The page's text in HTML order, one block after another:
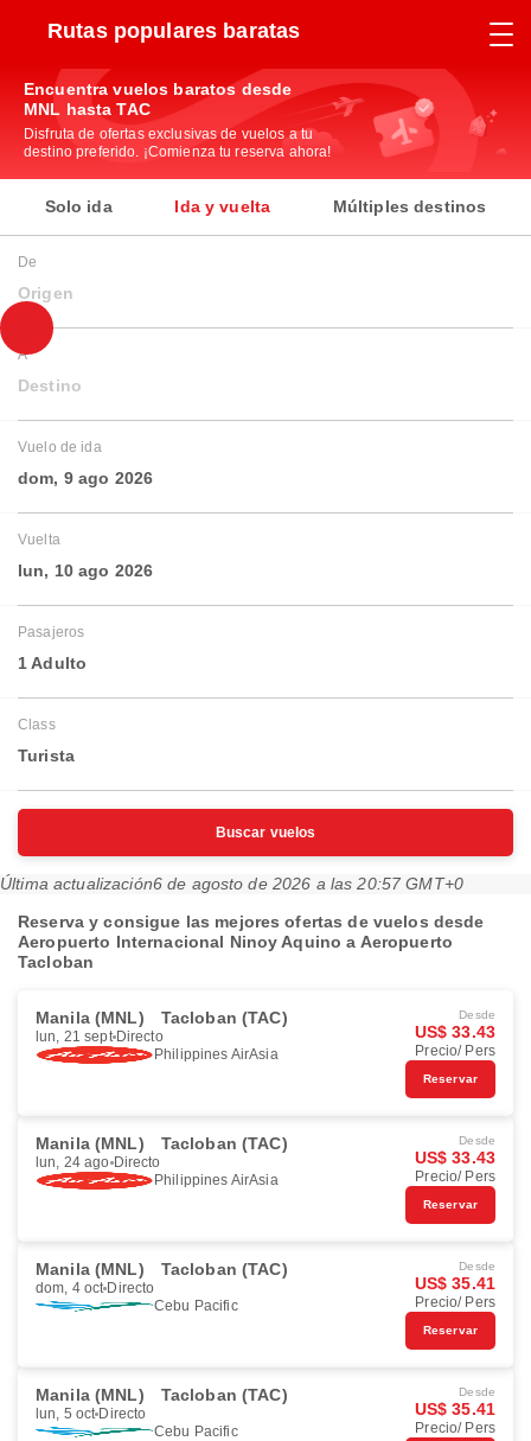
Rutas populares baratas
Encuentra vuelos baratos desde
MNL hasta TAC
Disfruta de ofertas exclusivas de vuelos a tu
destino preferido. ¡Comienza tu reserva ahora!
Solo ida Ida y vuelta Múltiples destinos
De
Origen
A
Destino
Vuelo de ida
dom, 9 ago 2026
Vuelta
lun, 10 ago 2026
Pasajeros
1 Adulto
Class
Turista
Buscar vuelos
Última actualización6 de agosto de 2026 a las 20:57 GMT+0
Reserva y consigue las mejores ofertas de vuelos desde
Aeropuerto Internacional Ninoy Aquino a Aeropuerto
Tacloban
Manila (MNL) Tacloban (TAC)
lun, 21 sept Directo
Philippines AirAsia
Desde
US$ 33.43
Precio/ Pers
Reservar
Manila (MNL) Tacloban (TAC)
lun, 24 ago Directo
Philippines AirAsia
Desde
US$ 33.43
Precio/ Pers
Reservar
Manila (MNL) Tacloban (TAC)
dom, 4 oct Directo
Cebu Pacific
Desde
US$ 35.41
Precio/ Pers
Reservar
Manila (MNL) Tacloban (TAC)
lun, 5 oct Directo
Cebu Pacific
Desde
US$ 35.41
Precio/ Pers